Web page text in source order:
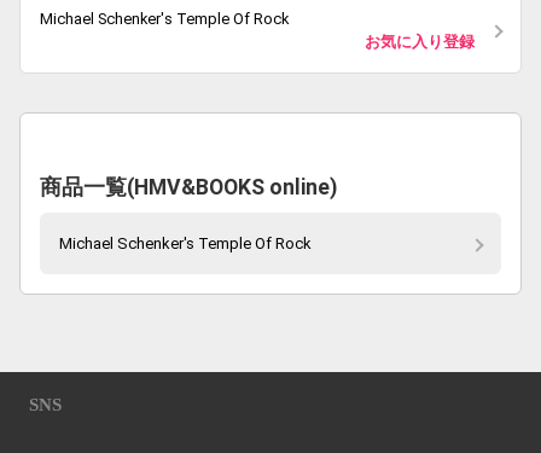
Michael Schenker's Temple Of Rock
お気に入り登録
商品一覧(HMV&BOOKS online)
Michael Schenker's Temple Of Rock
SNS